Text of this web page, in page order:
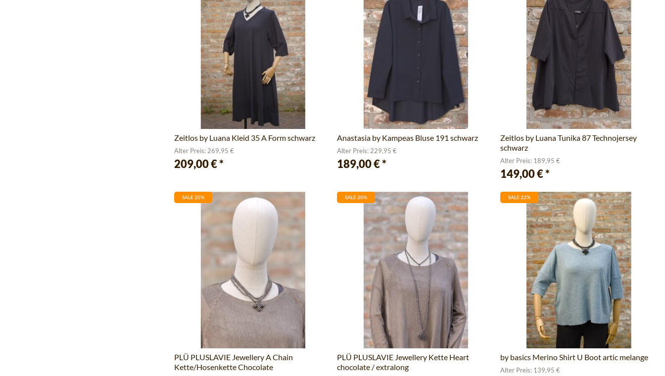
Zeitlos by Luana Kleid 35 A Form schwarz
Alter Preis: 269,95 €
209,00 €*
Anastasia by Kampeas Bluse 191 schwarz
Alter Preis: 229,95 €
189,00 €*
Zeitlos by Luana Tunika 87 Technojersey
schwarz
Alter Preis: 189,95 €
149,00 €*
SALE 20%
PLÜ PLUSLAVIE Jewellery A Chain
Kette/Hosenkette Chocolate
SALE 20%
PLÜ PLUSLAVIE Jewellery Kette Heart
chocolate / extralong
SALE 22%
by basics Merino Shirt U Boot artic melange
Alter Preis: 139,95 €